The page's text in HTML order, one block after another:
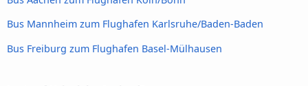
Bus Mannheim zum Flughafen Karlsruhe/Baden-Baden
Bus Freiburg zum Flughafen Basel-Mülhausen